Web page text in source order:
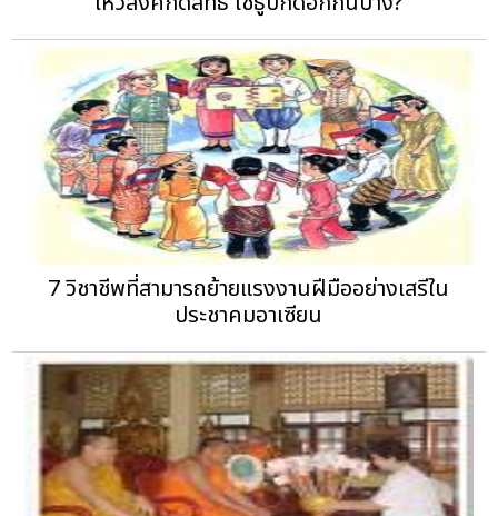
7 วิชาชีพที่สามารถย้ายแรงงานฝีมืออย่างเสรีใน
ประชาคมอาเซียน